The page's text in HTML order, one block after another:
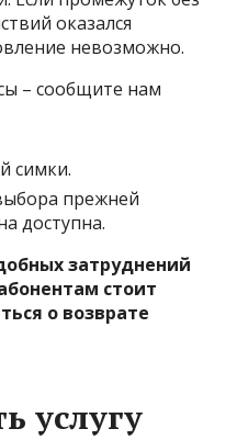
оказался
невозможно.
– сообщите нам
симки.
прежней
доступна.
затруднений
стоит
о возврате
услугу